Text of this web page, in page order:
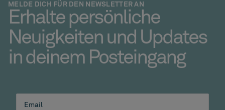
MELDE DICH FÜR DEN NEWSLETTER AN
Erhalte persönliche
Neuigkeiten und Updates
in deinem Posteingang